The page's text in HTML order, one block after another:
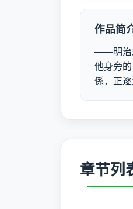
作品简
――明治
他身旁
係，正
章节列